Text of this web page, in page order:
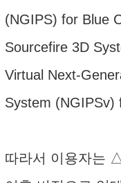
(NGIPS) for Blue
Sourcefire 3D
Virtual Next-
System (NGIPSv)
따라서 이용자는